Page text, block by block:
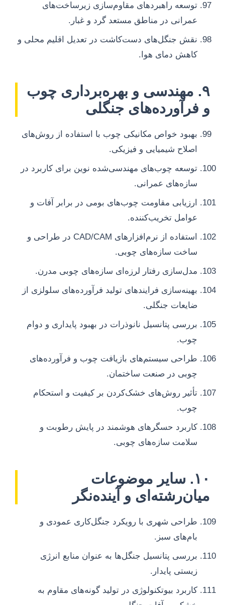
توسعه راهبردهای مقاوم‌سازی زیرساخت‌های
عمرانی در مناطق مستعد گرد و غبار.
نقش جنگل‌های دست‌کاشت در تعدیل اقلیم محلی و
کاهش دمای هوا.
۹. مهندسی و بهره‌برداری چوب
و فرآورده‌های جنگلی
بهبود خواص مکانیکی چوب با استفاده از روش‌های
اصلاح شیمیایی و فیزیکی.
توسعه چوب‌های مهندسی‌شده نوین برای کاربرد در
سازه‌های عمرانی.
ارزیابی مقاومت چوب‌های بومی در برابر آفات و
عوامل تخریب‌کننده.
استفاده از نرم‌افزارهای CAD/CAM در طراحی و
ساخت سازه‌های چوبی.
مدل‌سازی رفتار لرزه‌ای سازه‌های چوبی مدرن.
بهینه‌سازی فرایندهای تولید فرآورده‌های سلولزی از
ضایعات جنگلی.
بررسی پتانسیل نانوذرات در بهبود پایداری و دوام
چوب.
طراحی سیستم‌های بازیافت چوب و فرآورده‌های
چوبی در صنعت ساختمان.
تأثیر روش‌های خشک‌کردن بر کیفیت و استحکام
چوب.
کاربرد حسگرهای هوشمند در پایش رطوبت و
سلامت سازه‌های چوبی.
۱۰. سایر موضوعات
میان‌رشته‌ای و آینده‌نگر
طراحی شهری با رویکرد جنگل‌کاری عمودی و
بام‌های سبز.
بررسی پتانسیل جنگل‌ها به عنوان منابع انرژی
زیستی پایدار.
کاربرد بیوتکنولوژی در تولید گونه‌های مقاوم به